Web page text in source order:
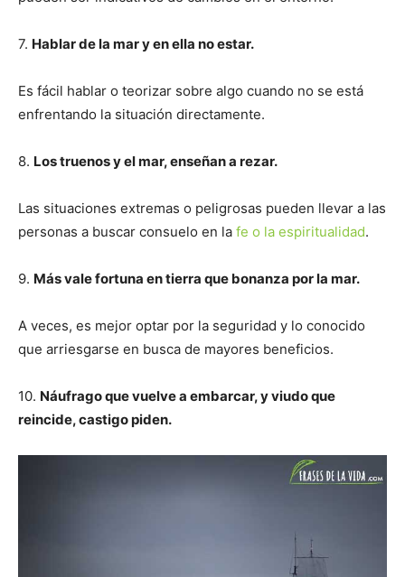
7. Hablar de la mar y en ella no estar.
Es fácil hablar o teorizar sobre algo cuando no se está
enfrentando la situación directamente.
8. Los truenos y el mar, enseñan a rezar.
Las situaciones extremas o peligrosas pueden llevar a las
personas a buscar consuelo en la fe o la espiritualidad.
9. Más vale fortuna en tierra que bonanza por la mar.
A veces, es mejor optar por la seguridad y lo conocido
que arriesgarse en busca de mayores beneficios.
10. Náufrago que vuelve a embarcar, y viudo que
reincide, castigo piden.